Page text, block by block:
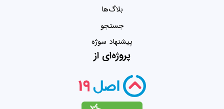
بلاگ‌ها
جستجو
پیشنهاد سوژه
پروژه‌ای از